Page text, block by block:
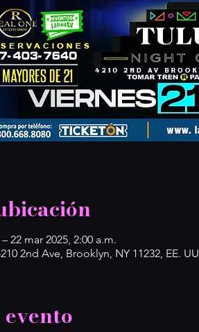
22 mar 2025, 2:00 a.m.
2nd Ave, Brooklyn, NY 11232, EE.